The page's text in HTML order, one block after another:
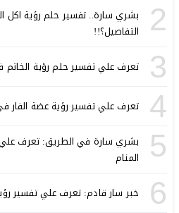
2
بشري سارة.. تفسير حلم رؤية اكل
التفاصيل؟!!
3 تعرف علي تفسير حلم رؤية الخاتم
4 تعرف علي تفسير رؤية عضة الفار
5
بشري سارة في الطريق: تعرف علي
المنام
6 خبر سار قادم: تعرف علي تفسير